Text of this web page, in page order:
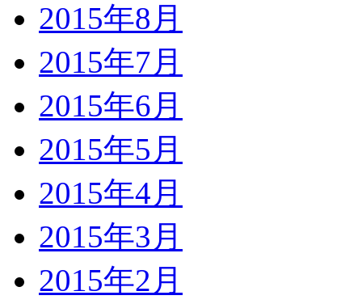
2015年8月
2015年7月
2015年6月
2015年5月
2015年4月
2015年3月
2015年2月